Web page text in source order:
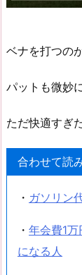
ベナを打つの
パットも微妙
ただ快適すぎ
合わせて読
・ ガソリン
・ 年会費1
になる人